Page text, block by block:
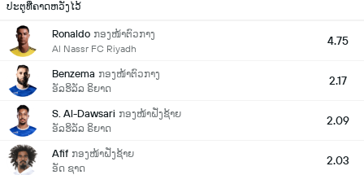
ປະຕູທີ່ຄາດຫວັງໄວ້
Ronaldo ກອງໜ້າຕົວກາງ
Al Nassr FC Riyadh
4.75
Benzema ກອງໜ້າຕົວກາງ
ອັລຮິລັລ ຣິຍາດ
2.17
S. Al-Dawsari ກອງໜ້າຝັ່ງຊ້າຍ
ອັລຮິລັລ ຣິຍາດ
2.09
Afif ກອງໜ້າຝັ່ງຊ້າຍ
ອັດ ຊາດ
2.03